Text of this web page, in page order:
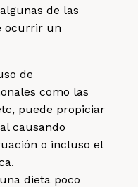
de las
ocurrir un
de
como las
puede propiciar
causando
o incluso el
dieta poco